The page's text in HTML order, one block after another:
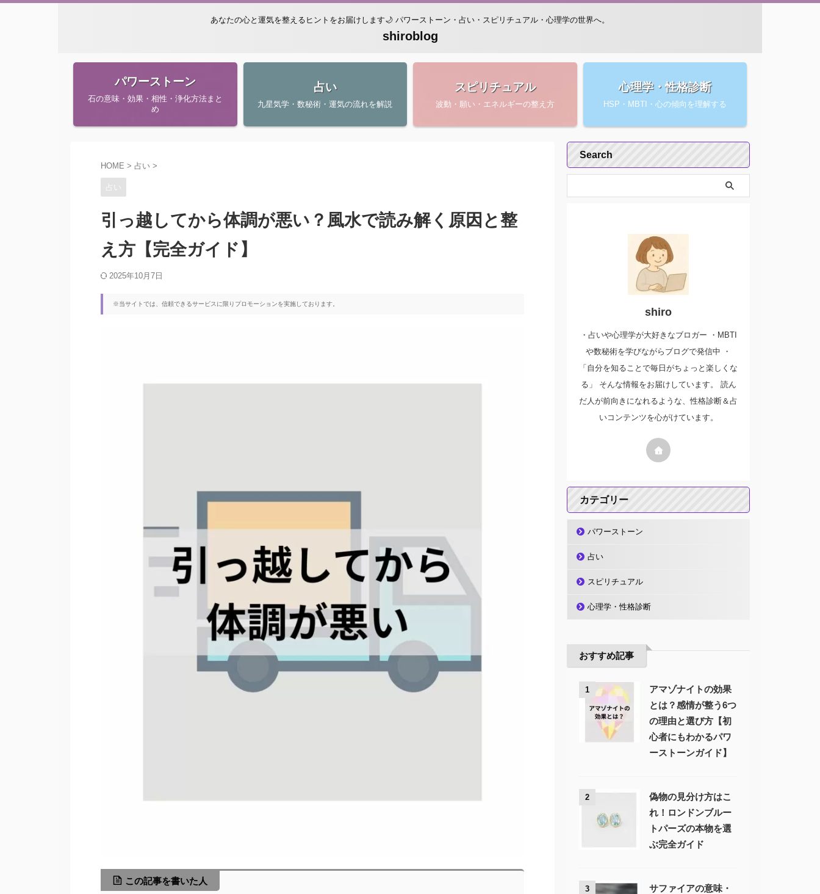
あなたの心と運気を整えるヒントをお届けします🌙 パワーストーン・占い・スピリチュアル・心理学の世界へ。
shiroblog
パワーストーン
石の意味・効果・相性・浄化方法まと
め
占い
九星気学・数秘術・運気の流れを解説
スピリチュアル
波動・願い・エネルギーの整え方
心理学・性格診断
HSP・MBTI・心の傾向を理解する
HOME > 占い >
占い
引っ越してから体調が悪い？風水で読み解く原因と整
え方【完全ガイド】
2025年10月7日
※当サイトでは、信頼できるサービスに限りプロモーションを実施しております。
この記事を書いた人
Search
shiro
・占いや心理学が大好きなブロガー ・MBTI
や数秘術を学びながらブログで発信中 ・
「自分を知ることで毎日がちょっと楽しくな
る」 そんな情報をお届けしています。 読ん
だ人が前向きになれるような、性格診断＆占
いコンテンツを心がけています。
カテゴリー
パワーストーン
占い
スピリチュアル
心理学・性格診断
おすすめ記事
1
アマゾナイトの効果
とは？感情が整う6つ
の理由と選び方【初
心者にもわかるパワ
ーストーンガイド】
2
偽物の見分け方はこ
れ！ロンドンブルー
トパーズの本物を選
ぶ完全ガイド
3
サファイアの意味・